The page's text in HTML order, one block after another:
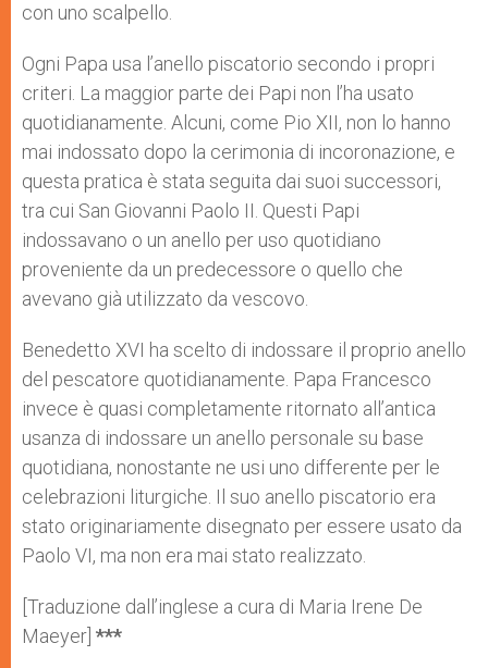
con uno scalpello.
Ogni Papa usa l’anello piscatorio secondo i propri
criteri. La maggior parte dei Papi non l’ha usato
quotidianamente. Alcuni, come Pio XII, non lo hanno
mai indossato dopo la cerimonia di incoronazione, e
questa pratica è stata seguita dai suoi successori,
tra cui San Giovanni Paolo II. Questi Papi
indossavano o un anello per uso quotidiano
proveniente da un predecessore o quello che
avevano già utilizzato da vescovo.
Benedetto XVI ha scelto di indossare il proprio anello
del pescatore quotidianamente. Papa Francesco
invece è quasi completamente ritornato all’antica
usanza di indossare un anello personale su base
quotidiana, nonostante ne usi uno differente per le
celebrazioni liturgiche. Il suo anello piscatorio era
stato originariamente disegnato per essere usato da
Paolo VI, ma non era mai stato realizzato.
[Traduzione dall’inglese a cura di Maria Irene De
Maeyer] ***